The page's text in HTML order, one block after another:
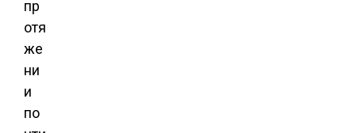
пр
отя
же
ни
и
по